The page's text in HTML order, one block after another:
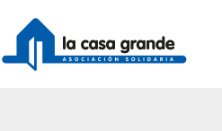
contenido